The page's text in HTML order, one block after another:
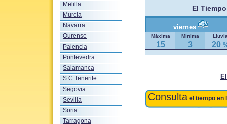
Melilla
Murcia
Navarra
Ourense
Palencia
Pontevedra
Salamanca
S.C.Tenerife
Segovia
Sevilla
Soria
Tarragona
El
viernes
Máxima Mínima
15 3 20
Consulta el tiempo en